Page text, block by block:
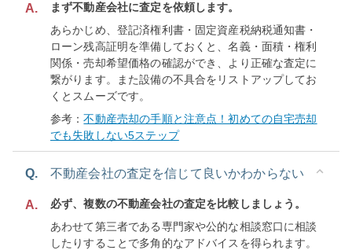
A.
まず不動産会社に査定を依頼します。
あらかじめ、登記済権利書・固定資産税納税通知書・
ローン残高証明を準備しておくと、名義・面積・権利
関係・売却希望価格の確認ができ、より正確な査定に
繋がります。また設備の不具合をリストアップしてお
くとスムーズです。
参考：不動産売却の手順と注意点！初めての自宅売却
でも失敗しない5ステップ
Q. 不動産会社の査定を信じて良いかわからない
A.
必ず、複数の不動産会社の査定を比較しましょう。
あわせて第三者である専門家や公的な相談窓口に相談
したりすることで多角的なアドバイスを得られます。